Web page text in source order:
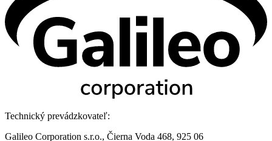
Technický prevádzkovateľ:
Galileo Corporation s.r.o., Čierna Voda 468, 925 06